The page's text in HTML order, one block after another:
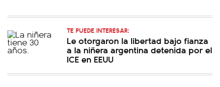
TE PUEDE INTERESAR:
Le otorgaron la libertad bajo fianza
a la niñera argentina detenida por el
ICE en EEUU